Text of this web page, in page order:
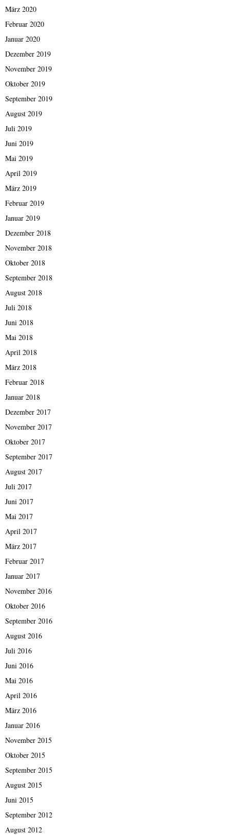
März 2020
Februar 2020
Januar 2020
Dezember 2019
November 2019
Oktober 2019
September 2019
August 2019
Juli 2019
Juni 2019
Mai 2019
April 2019
März 2019
Februar 2019
Januar 2019
Dezember 2018
November 2018
Oktober 2018
September 2018
August 2018
Juli 2018
Juni 2018
Mai 2018
April 2018
März 2018
Februar 2018
Januar 2018
Dezember 2017
November 2017
Oktober 2017
September 2017
August 2017
Juli 2017
Juni 2017
Mai 2017
April 2017
März 2017
Februar 2017
Januar 2017
November 2016
Oktober 2016
September 2016
August 2016
Juli 2016
Juni 2016
Mai 2016
April 2016
März 2016
Januar 2016
November 2015
Oktober 2015
September 2015
August 2015
Juni 2015
September 2012
August 2012